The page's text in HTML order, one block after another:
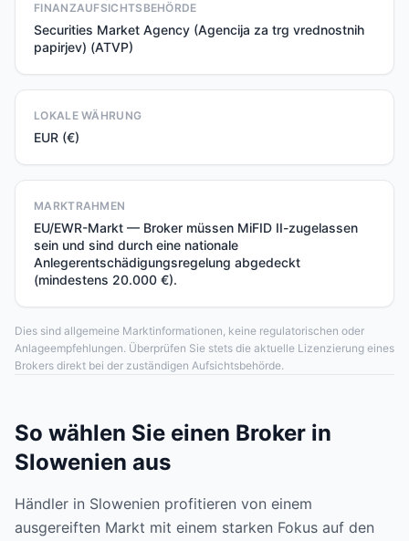
FINANZAUFSICHTSBEHÖRDE
Securities Market Agency (Agencija za trg vrednostnih
papirjev) (ATVP)
LOKALE WÄHRUNG
EUR (€)
MARKTRAHMEN
EU/EWR-Markt — Broker müssen MiFID II-zugelassen
sein und sind durch eine nationale
Anlegerentschädigungsregelung abgedeckt
(mindestens 20.000 €).
Dies sind allgemeine Marktinformationen, keine regulatorischen oder
Anlageempfehlungen. Überprüfen Sie stets die aktuelle Lizenzierung eines
Brokers direkt bei der zuständigen Aufsichtsbehörde.
So wählen Sie einen Broker in
Slowenien aus
Händler in Slowenien profitieren von einem
ausgereiften Markt mit einem starken Fokus auf den